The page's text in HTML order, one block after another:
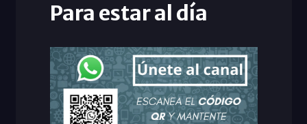
Para estar al día